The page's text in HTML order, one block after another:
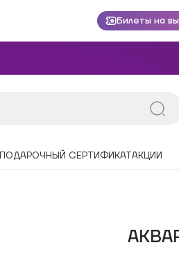
Билеты на
ПОДАРОЧНЫЙ СЕРТИФИКАТАКЦИИ